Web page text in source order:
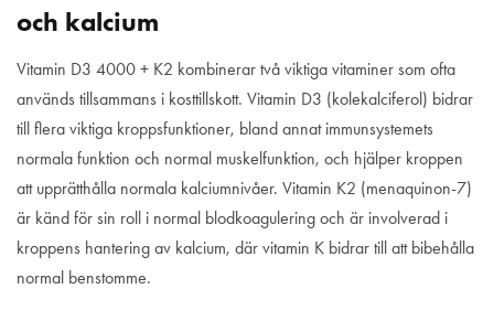
och kalcium
Vitamin D3 4000 + K2 kombinerar två viktiga vitaminer som ofta
används tillsammans i kosttillskott. Vitamin D3 (kolekalciferol) bidrar
till flera viktiga kroppsfunktioner, bland annat immunsystemets
normala funktion och normal muskelfunktion, och hjälper kroppen
att upprätthålla normala kalciumnivåer. Vitamin K2 (menaquinon-7)
är känd för sin roll i normal blodkoagulering och är involverad i
kroppens hantering av kalcium, där vitamin K bidrar till att bibehålla
normal benstomme.